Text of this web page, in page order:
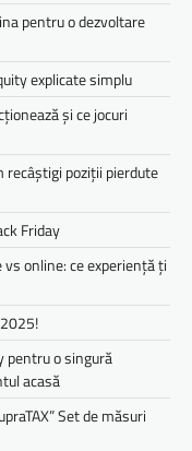
pentru o dezvoltare
explicate simplu
și ce jocuri
recâștigi poziții pierdute
Friday
online: ce experiență ți
pentru o singură
acasă
Set de măsuri